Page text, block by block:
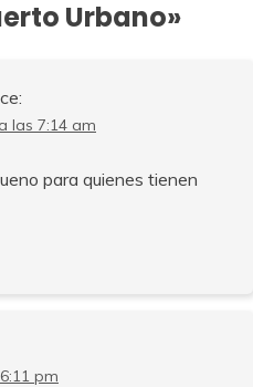
Urbano»
las 7:14 am
para quienes tienen
pm